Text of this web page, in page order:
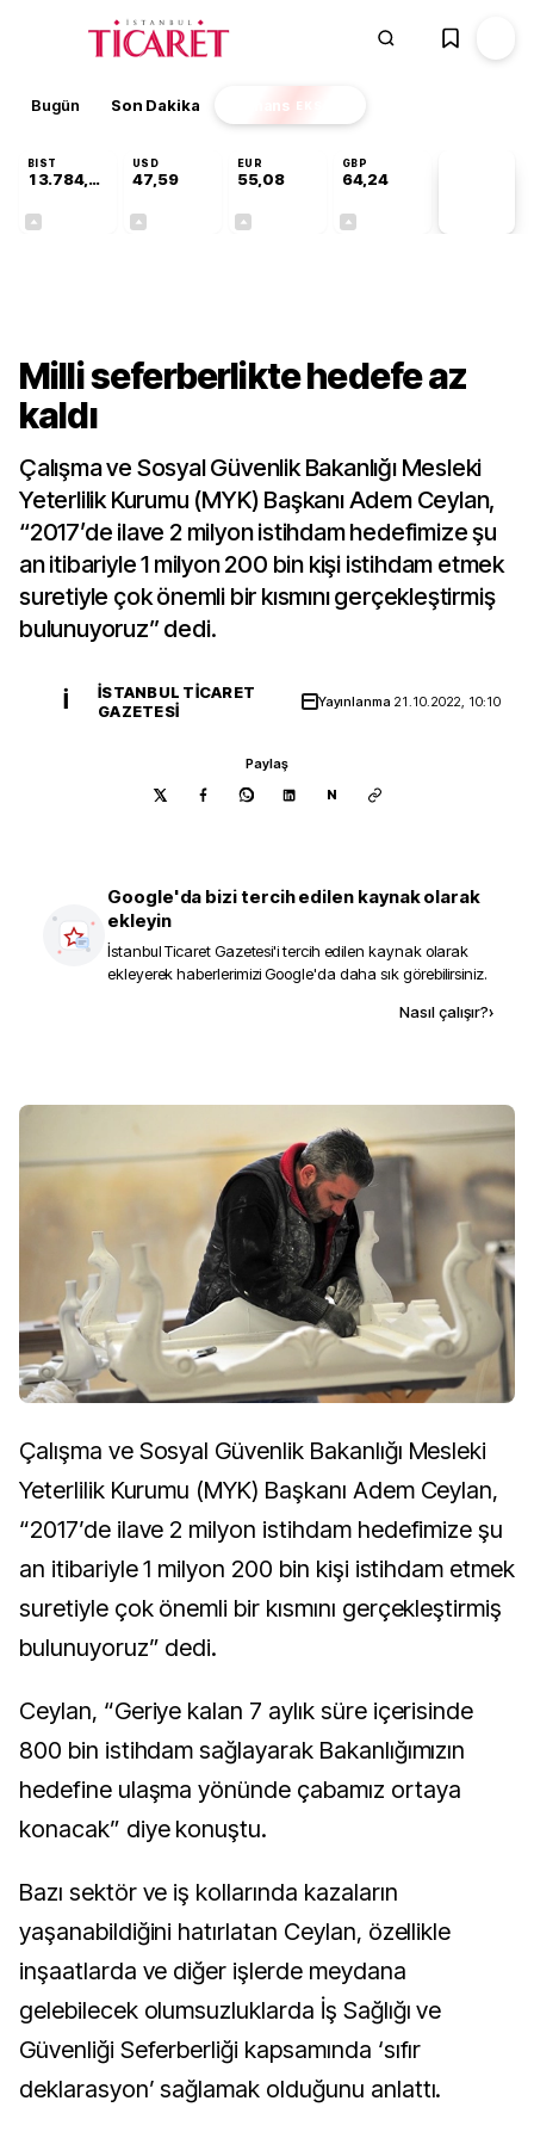
Bugün Son Dakika Finans EKSTRA
BIST
13.784,87
USD
47,59
EUR
55,08
GBP
64,24
Milli seferberlikte hedefe az
kaldı
Çalışma ve Sosyal Güvenlik Bakanlığı Mesleki
Yeterlilik Kurumu (MYK) Başkanı Adem Ceylan,
“2017’de ilave 2 milyon istihdam hedefimize şu
an itibariyle 1 milyon 200 bin kişi istihdam etmek
suretiyle çok önemli bir kısmını gerçekleştirmiş
bulunuyoruz” dedi.
İ
İSTANBUL TICARET
GAZETESI
Yayınlanma 21.10.2022, 10:10
Paylaş
N
Google'da bizi tercih edilen kaynak olarak
ekleyin
İstanbul Ticaret Gazetesi'i tercih edilen kaynak olarak
ekleyerek haberlerimizi Google'da daha sık görebilirsiniz.
Nasıl çalışır?›
Çalışma ve Sosyal Güvenlik Bakanlığı Mesleki
Yeterlilik Kurumu (MYK) Başkanı Adem Ceylan,
“2017’de ilave 2 milyon istihdam hedefimize şu
an itibariyle 1 milyon 200 bin kişi istihdam etmek
suretiyle çok önemli bir kısmını gerçekleştirmiş
bulunuyoruz” dedi.
Ceylan, “Geriye kalan 7 aylık süre içerisinde
800 bin istihdam sağlayarak Bakanlığımızın
hedefine ulaşma yönünde çabamız ortaya
konacak” diye konuştu.
Bazı sektör ve iş kollarında kazaların
yaşanabildiğini hatırlatan Ceylan, özellikle
inşaatlarda ve diğer işlerde meydana
gelebilecek olumsuzluklarda İş Sağlığı ve
Güvenliği Seferberliği kapsamında ‘sıfır
deklarasyon’ sağlamak olduğunu anlattı.